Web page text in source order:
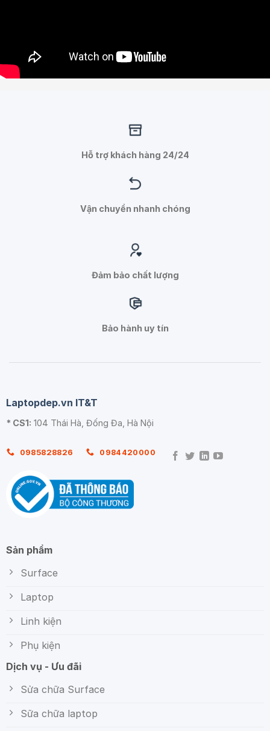
Hỗ trợ khách hàng 24/24
Vận chuyển nhanh chóng
Đảm bảo chất lượng
Bảo hành uy tín
Laptopdep.vn IT&T
* CS1: 104 Thái Hà, Đống Đa, Hà Nội
0985828826 0984420000
Sản phẩm
Surface
Laptop
Linh kiện
Phụ kiện
Dịch vụ - Ưu đãi
Sửa chữa Surface
Sữa chữa laptop